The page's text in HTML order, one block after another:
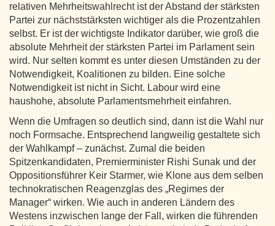
relativen Mehrheitswahlrecht ist der Abstand der stärksten
Partei zur nächststärksten wichtiger als die Prozentzahlen
selbst. Er ist der wichtigste Indikator darüber, wie groß die
absolute Mehrheit der stärksten Partei im Parlament sein
wird. Nur selten kommt es unter diesen Umständen zu der
Notwendigkeit, Koalitionen zu bilden. Eine solche
Notwendigkeit ist nicht in Sicht. Labour wird eine
haushohe, absolute Parlamentsmehrheit einfahren.
Wenn die Umfragen so deutlich sind, dann ist die Wahl nur
noch Formsache. Entsprechend langweilig gestaltete sich
der Wahlkampf – zunächst. Zumal die beiden
Spitzenkandidaten, Premierminister Rishi Sunak und der
Oppositionsführer Keir Starmer, wie Klone aus dem selben
technokratischen Reagenzglas des „Regimes der
Manager“ wirken. Wie auch in anderen Ländern des
Westens inzwischen lange der Fall, wirken die führenden